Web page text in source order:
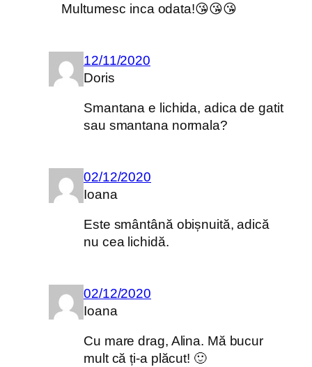
Multumesc inca odata!😘😘😘
12/11/2020
Doris
Smantana e lichida, adica de gatit
sau smantana normala?
02/12/2020
Ioana
Este smântână obișnuită, adică
nu cea lichidă.
02/12/2020
Ioana
Cu mare drag, Alina. Mă bucur
mult că ți-a plăcut! 🙂